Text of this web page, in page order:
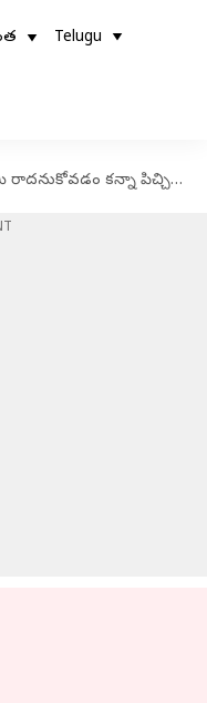
Telugu
పిచ్చితనం, అన్నీ తెలుసనుకోవడం కన్నా మూర్ఖత్వం మరోటి లేదు